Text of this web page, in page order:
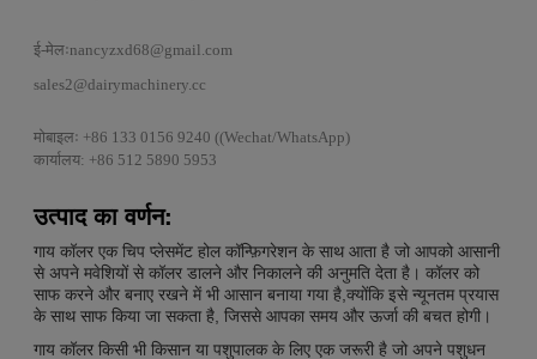
ई-मेलःnancyzxd68@gmail.com
sales2@dairymachinery.cc
मोबाइलः +86 133 0156 9240 ((Wechat/WhatsApp)
कार्यालय: +86 512 5890 5953
उत्पाद का वर्णन:
गाय कॉलर एक चिप प्लेसमेंट होल कॉन्फ़िगरेशन के साथ आता है जो आपको आसानी
से अपने मवेशियों से कॉलर डालने और निकालने की अनुमति देता है। कॉलर को
साफ करने और बनाए रखने में भी आसान बनाया गया है,क्योंकि इसे न्यूनतम प्रयास
के साथ साफ किया जा सकता है, जिससे आपका समय और ऊर्जा की बचत होगी।
गाय कॉलर किसी भी किसान या पशुपालक के लिए एक जरूरी है जो अपने पशुधन